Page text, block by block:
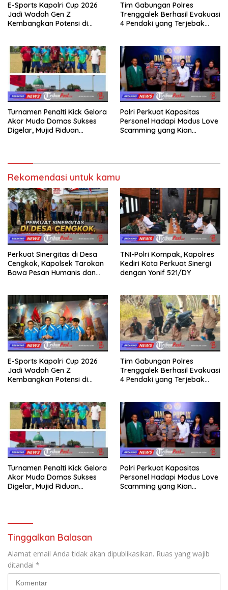
E-Sports Kapolri Cup 2026
Jadi Wadah Gen Z
Kembangkan Potensi di
Tim Gabungan Polres
Trenggalek Berhasil Evakuasi
4 Pendaki yang Terjebak
Turnamen Penalti Kick Gelora
Akor Muda Domas Sukses
Digelar, Mujid Riduan
Polri Perkuat Kapasitas
Personel Hadapi Modus Love
Scamming yang Kian
Rekomendasi untuk kamu
Perkuat Sinergitas di Desa
Cengkok, Kapolsek Tarokan
Bawa Pesan Humanis dan
TNI-Polri Kompak, Kapolres
Kediri Kota Perkuat Sinergi
dengan Yonif 521/DY
E-Sports Kapolri Cup 2026
Jadi Wadah Gen Z
Kembangkan Potensi di
Tim Gabungan Polres
Trenggalek Berhasil Evakuasi
4 Pendaki yang Terjebak
Turnamen Penalti Kick Gelora
Akor Muda Domas Sukses
Digelar, Mujid Riduan
Polri Perkuat Kapasitas
Personel Hadapi Modus Love
Scamming yang Kian
Tinggalkan Balasan
Alamat email Anda tidak akan dipublikasikan. Ruas yang wajib
ditandai *